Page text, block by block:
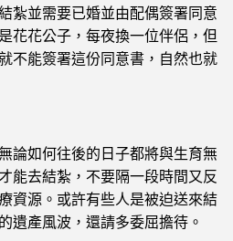
紮並需要已婚並由配偶簽署同意
花花公子，每夜換一位伴侶，但
不能簽署這份同意書，自然也就
論如何往後的日子都將與生育無
能去結紮，不要隔一段時間又反
資源。或許有些人是被迫送來結
遺產風波，還請多委屈擔待。